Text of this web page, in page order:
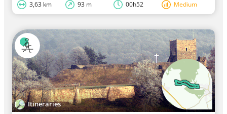
3,63 km 93 m 00h52 Medium
Itineraries